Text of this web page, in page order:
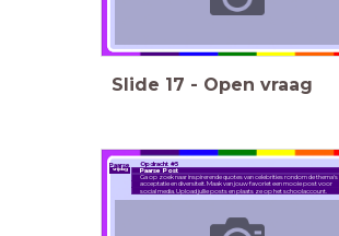
Slide 17 - Open vraag
Opdracht #5
Paarse
vrijdag
Paarse Post
Ga op zoek naar inspirerende quotes van celebrities rondom de thema's
acceptatie en diversiteit. Maak van jouw favoriet een mooie post voor
social media. Upload jullie posts en plaats ze op het schoolaccount.